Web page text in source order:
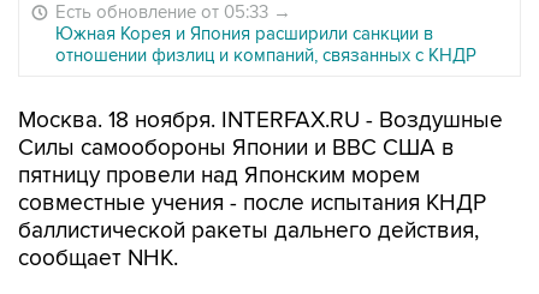
Есть обновление от 05:33 →
Южная Корея и Япония расширили санкции в
отношении физлиц и компаний, связанных с КНДР
Москва. 18 ноября. INTERFAX.RU - Воздушные
Силы самообороны Японии и ВВС США в
пятницу провели над Японским морем
совместные учения - после испытания КНДР
баллистической ракеты дальнего действия,
сообщает NHK.